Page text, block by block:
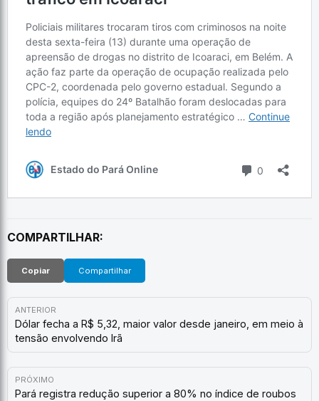
COMPARTILHAR:
Copiar Compartilhar
ANTERIOR
Dólar fecha a R$ 5,32, maior valor desde janeiro, em meio à
tensão envolvendo Irã
PRÓXIMO
Pará registra redução superior a 80% no índice de roubos